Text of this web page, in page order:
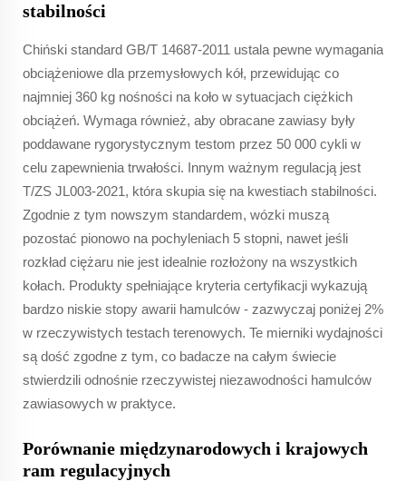
stabilności
Chiński standard GB/T 14687-2011 ustala pewne wymagania
obciążeniowe dla przemysłowych kół, przewidując co
najmniej 360 kg nośności na koło w sytuacjach ciężkich
obciążeń. Wymaga również, aby obracane zawiasy były
poddawane rygorystycznym testom przez 50 000 cykli w
celu zapewnienia trwałości. Innym ważnym regulacją jest
T/ZS JL003-2021, która skupia się na kwestiach stabilności.
Zgodnie z tym nowszym standardem, wózki muszą
pozostać pionowo na pochyleniach 5 stopni, nawet jeśli
rozkład ciężaru nie jest idealnie rozłożony na wszystkich
kołach. Produkty spełniające kryteria certyfikacji wykazują
bardzo niskie stopy awarii hamulców - zazwyczaj poniżej 2%
w rzeczywistych testach terenowych. Te mierniki wydajności
są dość zgodne z tym, co badacze na całym świecie
stwierdzili odnośnie rzeczywistej niezawodności hamulców
zawiasowych w praktyce.
Porównanie międzynarodowych i krajowych
ram regulacyjnych